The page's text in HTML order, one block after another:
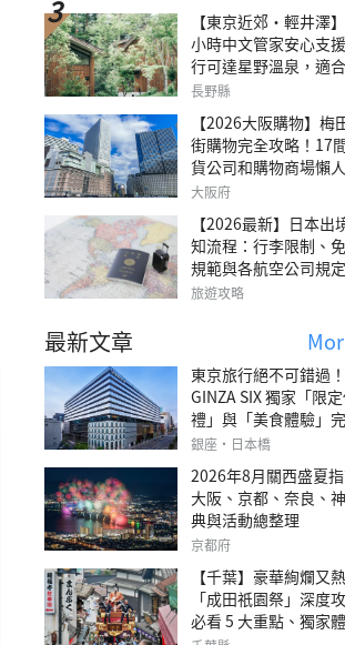
【東京近郊・輕井澤
小時中文管家安心支
行可達星野溫泉，適
旅行、三代同遊與紀念
澤森四季VILLA」
長野縣
【2026大阪購物】梅
街購物完全攻略！17
貨公司和購物商場懶
大阪府
【2026最新】日本出
知流程：行李限制、
規範與各航空公司規
略
旅遊攻略
最新文章
東京旅行絕不可錯過！
GINZA SIX 獨家「限
禮」與「美食體驗」
南
銀座・日本橋
2026年8月關西盛夏指
大阪、京都、奈良、
典與活動總整理
京都府
【千葉】豪華絢爛又
「成田祇園祭」深度
必看 5 大重點、獨家